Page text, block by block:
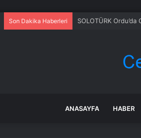
Son Dakika Haberleri SOLOTÜRK Ordu’da
ANASAYFA HABER